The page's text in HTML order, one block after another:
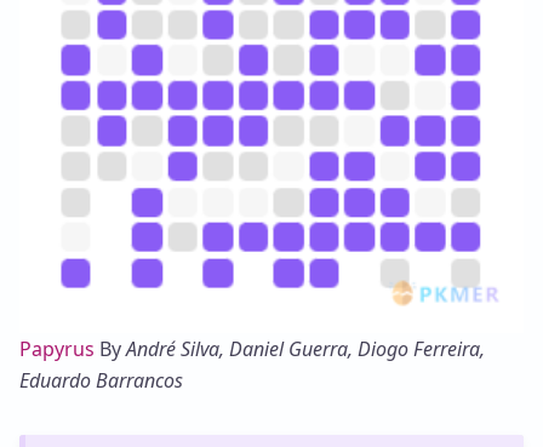
Papyrus ByAndré Silva, Daniel Guerra, Diogo Ferreira,
Eduardo Barrancos